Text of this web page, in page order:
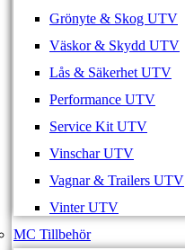
Grönyte & Skog UTV
Väskor & Skydd UTV
Lås & Säkerhet UTV
Performance UTV
Service Kit UTV
Vinschar UTV
Vagnar & Trailers UTV
Vinter UTV
MC Tillbehör